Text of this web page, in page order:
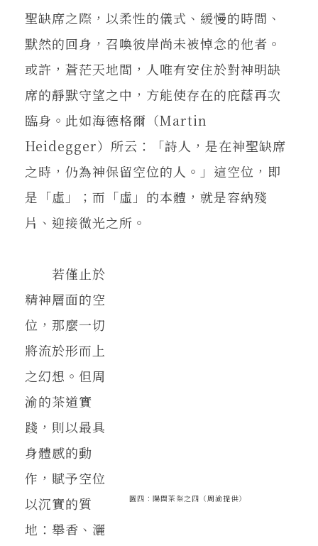
聖缺席之際，以柔性的儀式、緩慢的時間、
默然的回身，召喚彼岸尚未被悼念的他者。
或許，蒼茫天地間，人唯有安住於對神明缺
席的靜默守望之中，方能使存在的庇蔭再次
臨身。此如海德格爾（Martin
Heidegger）所云：「詩人，是在神聖缺席
之時，仍為神保留空位的人。」這空位，即
是「虛」；而「虛」的本體，就是容納殘
片、迎接微光之所。
圖四：陽關茶祭之四（周渝提供）
若僅止於
精神層面的空
位，那麼一切
將流於形而上
之幻想。但周
渝的茶道實
踐，則以最具
身體感的動
作，賦予空位
以沉實的質
地：舉香、灑